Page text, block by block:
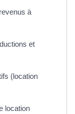
à
et
(location
location